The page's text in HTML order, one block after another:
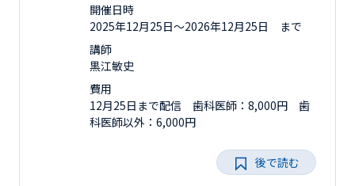
開催日時
2025年12月25日〜2026年12月25日 まで
講師
黒江敏史
費用
12月25日まで配信 歯科医師：8,000円 歯
科医師以外：6,000円
後で読む